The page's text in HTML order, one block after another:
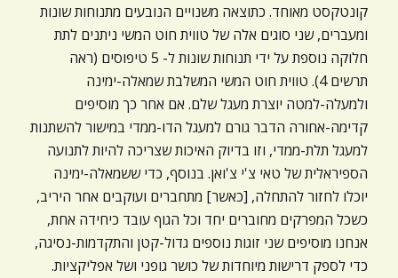
קונטקסט מאוחד. כתוצאה משנויים הנובעים מתנוחות שונות
ומעברים, שני סוגים אלה של טווית חוט המשי ניתנים לתת
חלוקה נוספת על ידי תנוחות שונות ל- 5 טיפוסים (ראה
תרשים 4). טווית חוט המשי המשלבת שמאלה-ימינה
ולמעלה-למטה יוצרת מעגל שלם. אם אחר כך מוסיפים
קדימה-אחורה הדבר גורם למעגל הדו-ממדי במישור להשתנות
למעגל תלת-ממדי, וזו בדיוק האיכות שצריכה להיות לתנועה
הספיראלית של טאי צ'י צ'ואן. בנוסף, כדי ששמאלה-ימינה
יוכלו לחזור להתחלה, [כאשר] מתחברים ועוקבים אחר היריב,
כשכל המפרקים מחוברים יחד וכל הגוף עובד כיחידה אחת,
אנחנו מוסיפים שני זוגות נוספים גדול-קטן והתקדמות-נסיגה,
כדי לספק דרישות מיוחדות של כושר גופני ושל אפליקציות.